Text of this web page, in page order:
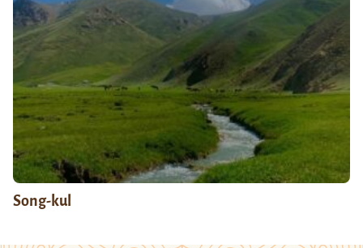
Song-kul